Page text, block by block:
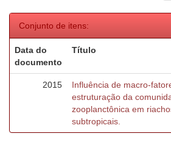
Conjunto de itens:
Data do
documento
Título
2015
Influência de macro-
estruturação da
zooplanctônica em
subtropicais.